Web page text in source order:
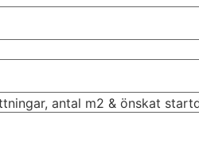
antal m2 & önskat